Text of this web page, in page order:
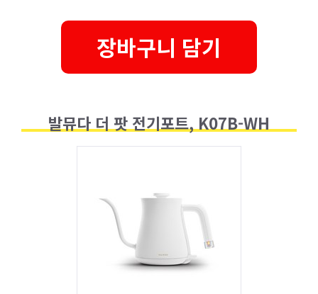
장바구니 담기
발뮤다 더 팟 전기포트, K07B-WH